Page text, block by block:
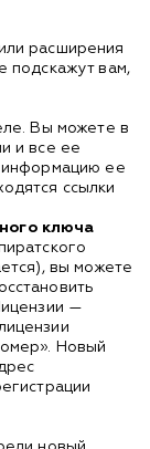
расширения
подскажут вам,
Вы можете в
и все ее
информацию ее
ссылки
ключа
вы можете
—
Новый